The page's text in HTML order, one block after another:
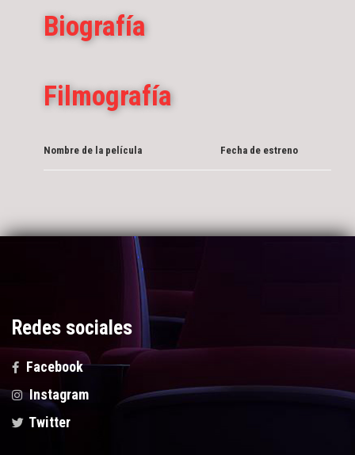
Biografía
Filmografía
Nombre de la película Fecha de estreno
Redes sociales
Facebook
Instagram
Twitter